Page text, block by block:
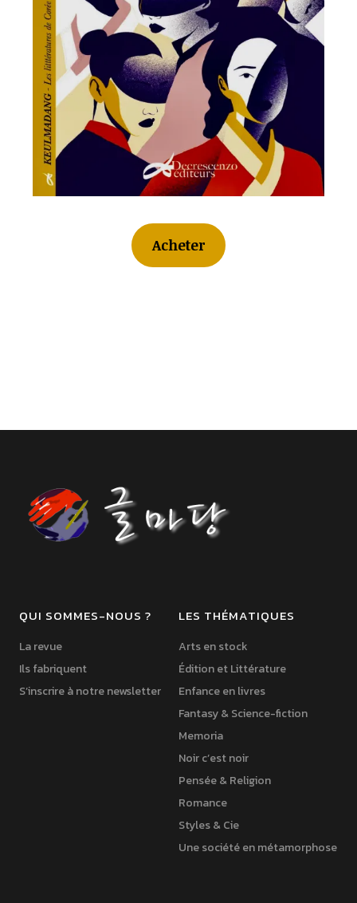
Acheter
QUI SOMMES-NOUS ?
La revue
Ils fabriquent
S’inscrire à notre newsletter
LES THÉMATIQUES
Arts en stock
Édition et Littérature
Enfance en livres
Fantasy & Science-fiction
Memoria
Noir c’est noir
Pensée & Religion
Romance
Styles & Cie
Une société en métamorphose